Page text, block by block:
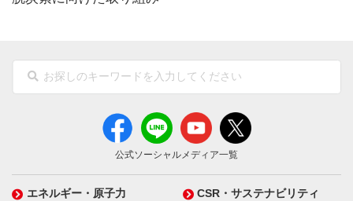
公式ソーシャルメディア一覧
エネルギー・原子力 CSR・サステナビリティ